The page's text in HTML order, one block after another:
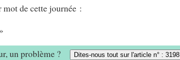
mot de cette journée :
un problème ?
Dites-nous tout sur l'article n° : 3198